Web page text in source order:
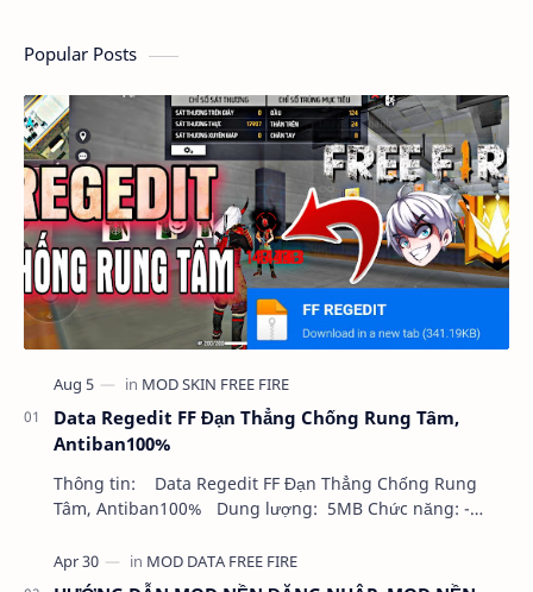
Popular Posts
Data Regedit FF Đạn Thẳng Chống Rung Tâm,
Antiban100%
Thông tin: Data Regedit FF Đạn Thẳng Chống Rung
Tâm, Antiban100% Dung lượng: 5MB Chức năng: -